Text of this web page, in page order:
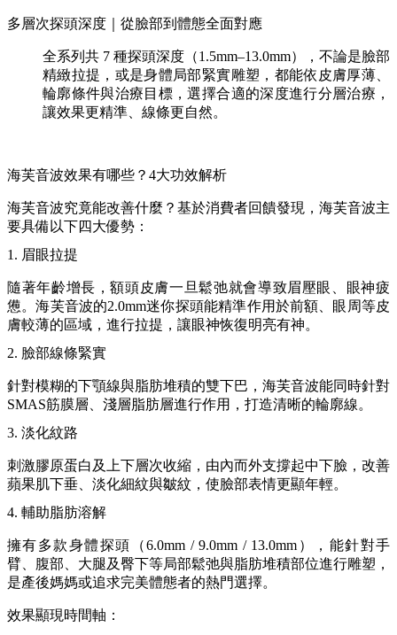
多層次探頭深度｜從臉部到體態全面對應
全系列共 7 種探頭深度（1.5mm–13.0mm），不論是臉部
精緻拉提，或是身體局部緊實雕塑，都能依皮膚厚薄、
輪廓條件與治療目標，選擇合適的深度進行分層治療，
讓效果更精準、線條更自然。
海芙音波效果有哪些？4大功效解析
海芙音波究竟能改善什麼？基於消費者回饋發現，海芙音波主
要具備以下四大優勢：
1. 眉眼拉提
隨著年齡增長，額頭皮膚一旦鬆弛就會導致眉壓眼、眼神疲
憊。海芙音波的2.0mm迷你探頭能精準作用於前額、眼周等皮
膚較薄的區域，進行拉提，讓眼神恢復明亮有神。
2. 臉部線條緊實
針對模糊的下顎線與脂肪堆積的雙下巴，海芙音波能同時針對
SMAS筋膜層、淺層脂肪層進行作用，打造清晰的輪廓線。
3. 淡化紋路
刺激膠原蛋白及上下層次收縮，由內而外支撐起中下臉，改善
蘋果肌下垂、淡化細紋與皺紋，使臉部表情更顯年輕。
4. 輔助脂肪溶解
擁有多款身體探頭（6.0mm / 9.0mm / 13.0mm），能針對手
臂、腹部、大腿及臀下等局部鬆弛與脂肪堆積部位進行雕塑，
是產後媽媽或追求完美體態者的熱門選擇。
效果顯現時間軸：